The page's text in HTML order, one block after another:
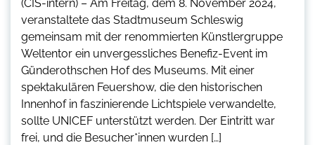
(CIS-intern) – Am Freitag, dem 8. November 2024,
veranstaltete das Stadtmuseum Schleswig
gemeinsam mit der renommierten Künstlergruppe
Weltentor ein unvergessliches Benefiz-Event im
Günderothschen Hof des Museums. Mit einer
spektakulären Feuershow, die den historischen
Innenhof in faszinierende Lichtspiele verwandelte,
sollte UNICEF unterstützt werden. Der Eintritt war
frei, und die Besucher*innen wurden […]